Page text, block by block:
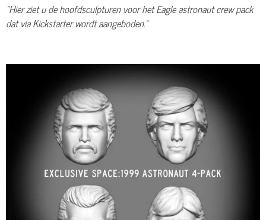
"Hier ziet u de hoofdsculpturen voor het Eagle astronaut crew pack
dat via Kickstarter wordt aangeboden."